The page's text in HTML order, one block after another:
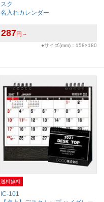
スク
名入れカレンダー
287円～
●サイズ(mm)：158×180
送料無料
IC-101